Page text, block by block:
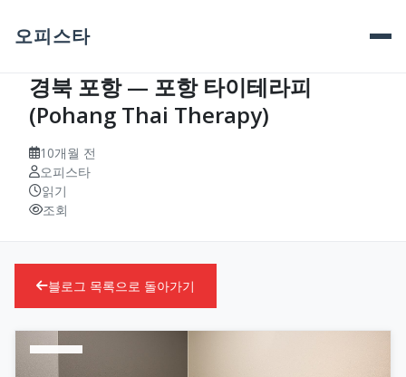
오피스타
경북 포항 — 포항 타이테라피
(Pohang Thai Therapy)
10개월 전
오피스타
읽기
조회
블로그 목록으로 돌아가기